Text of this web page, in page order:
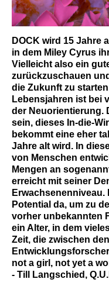
DOCK wird 15 Jahre
in dem Miley Cyrus
Vielleicht also ein
zurückzuschauen
die Zukunft zu
Lebensjahren ist bei
der Neuorientierung.
sein, dieses In-die-
bekommt eine eher
Jahre alt wird. In
von Menschen
Mengen an
erreicht mit seiner
Erwachsenenniveau.
Potential da, um zu
vorher unbekannten
ein Alter, in dem
Zeit, die zwischen
not a girl, not yet a
- Till Langschied,